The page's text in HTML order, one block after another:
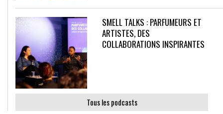
SMELL TALKS : PARFUMEURS ET
ARTISTES, DES
COLLABORATIONS INSPIRANTES
Tous les podcasts